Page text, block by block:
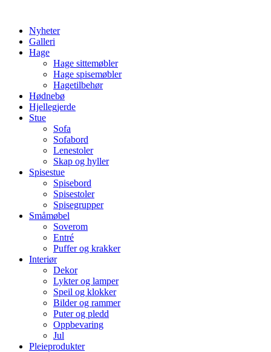
contentNyheter
Galleri
Hage
Hage sittemøbler
Hage spisemøbler
Hagetilbehør
Hødnebø
Hjellegjerde
Stue
Sofa
Sofabord
Lenestoler
Skap og hyller
Spisestue
Spisebord
Spisestoler
Spisegrupper
Småmøbel
Soverom
Entré
Puffer og krakker
Interiør
Dekor
Lykter og lamper
Speil og klokker
Bilder og rammer
Puter og pledd
Oppbevaring
Jul
Pleieprodukter